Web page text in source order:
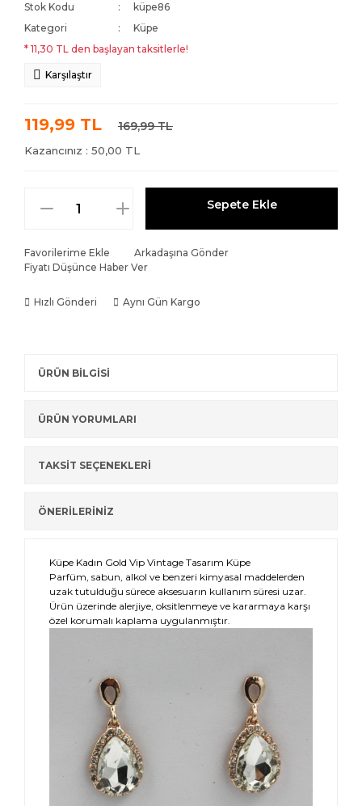
Stok Kodu
küpe86
Kategori
Küpe
* 11,30 TL den başlayan taksitlerle!
Karşılaştır
119,99 TL 169,99 TL
Kazancınız : 50,00 TL
Sepete Ekle
Favorilerime Ekle
Arkadaşına Gönder
Fiyatı Düşünce Haber Ver
Hızlı Gönderi Aynı Gün Kargo
ÜRÜN BİLGİSİ
ÜRÜN YORUMLARI
TAKSİT SEÇENEKLERİ
ÖNERİLERİNİZ
Küpe Kadın Gold Vip Vintage Tasarım Küpe
Parfüm, sabun, alkol ve benzeri kimyasal maddelerden
uzak tutulduğu sürece aksesuarın kullanım süresi uzar.
Ürün üzerinde alerjiye, oksitlenmeye ve kararmaya karşı
özel korumalı kaplama uygulanmıştır.